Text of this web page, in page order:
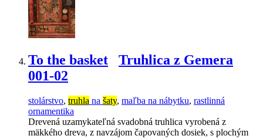
To the basket
Truhlica z Gemera
001-02
stolárstvo, truhla na šaty, maľba na nábytku, rastlinná
ornamentika
Drevená uzamykateľná svadobná truhlica vyrobená z
mäkkého dreva, z navzájom čapovaných dosiek, s plochým